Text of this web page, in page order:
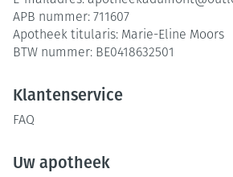
APB nummer: 711607
Apotheek titularis: Marie-Eline Moors
BTW nummer: BE0418632501
Klantenservice
FAQ
Uw apotheek